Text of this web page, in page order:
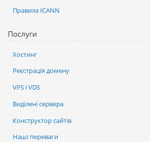
Послуги
Хостинг
Реєстрація домену
VPS і VDS
Виділені сервера
Конструктор сайтів
Наші переваги
Правила ICANN